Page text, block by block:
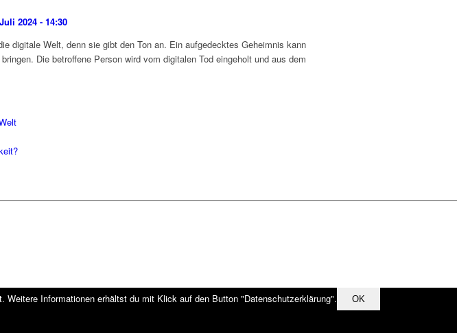
2024 - 14:30
digitale Welt, denn sie gibt den Ton an. Ein aufgedecktes Geheimnis kann
Die betroffene Person wird vom digitalen Tod eingeholt und aus dem
Informationen erhältst du mit Klick auf den Button "Datenschutzerklärung". OK